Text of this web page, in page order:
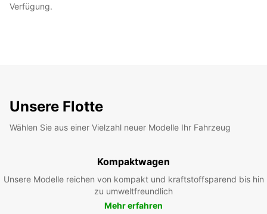
Verfügung.
Unsere Flotte
Wählen Sie aus einer Vielzahl neuer Modelle Ihr Fahrzeug
Kompaktwagen
Unsere Modelle reichen von kompakt und kraftstoffsparend bis hin
zu umweltfreundlich
Mehr erfahren